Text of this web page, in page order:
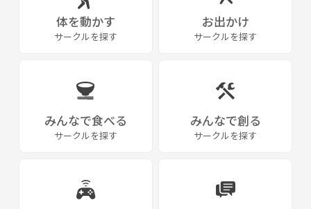
体を動かす
サークルを探す
お出かけ
サークルを探す
みんなで食べる
サークルを探す
みんなで創る
サークルを探す